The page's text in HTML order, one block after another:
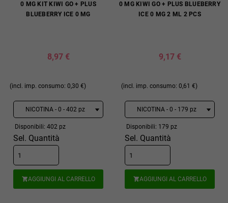
0 MG KIT KIWI GO + PLUS
BLUEBERRY ICE 0 MG
8,97 €
(incl. imp. consumo: 0,30 €)
Disponibili: 402 pz
Sel. Quantità
AGGIUNGI AL CARRELLO
0 MG KIWI GO + PLUS BLUEBERRY
ICE 0 MG 2 ML 2 PCS
9,17 €
(incl. imp. consumo: 0,61 €)
Disponibili: 179 pz
Sel. Quantità
AGGIUNGI AL CARRELLO